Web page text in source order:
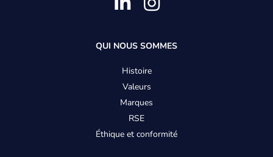
QUI NOUS SOMMES
Histoire
Valeurs
Marques
RSE
Éthique et conformité